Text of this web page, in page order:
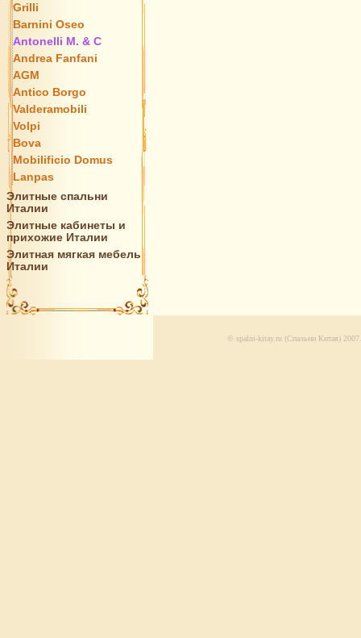
Grilli
Barnini Oseo
Antonelli M. & C
Andrea Fanfani
AGM
Antico Borgo
Valderamobili
Volpi
Bova
Mobilificio Domus
Lanpas
Элитные спальни
Италии
Элитные кабинеты и
прихожие Италии
Элитная мягкая мебель
Италии
© spalni-kitay.ru (Спальни Китая) 2007.